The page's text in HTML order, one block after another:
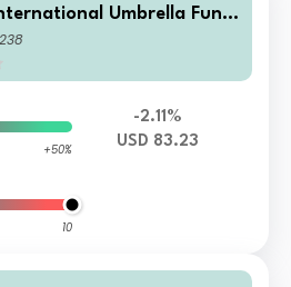
Umbrella Fund
Europe Fund Class
+50%
10
-2.11%
USD 83.23